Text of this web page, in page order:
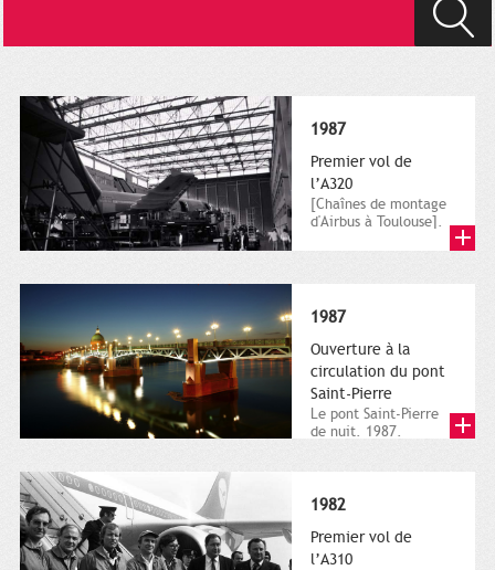
1987
Premier vol de
l’A320
[Chaînes de montage
d'Airbus à Toulouse].
1987
Ouverture à la
circulation du pont
Saint-Pierre
Le pont Saint-Pierre
de nuit. 1987.
1982
Premier vol de
l’A310